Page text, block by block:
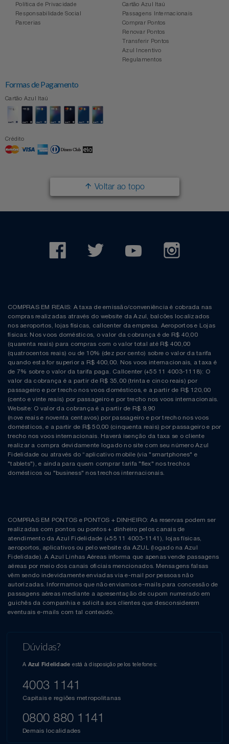
Política de Privacidade
Responsabilidade Social
Parcerias
Cartão Azul Itaú
Passagens Internacionais
Comprar Pontos
Renovar Pontos
Transferir Pontos
Azul Incentivo
Regulamentos
Formas de Pagamento
Cartão Azul Itaú
Crédito
Voltar ao topo
COMPRAS EM REAIS: A taxa de emissão/conveniência é cobrada nas
compras realizadas através do website da Azul, balcões localizados
nos aeroportos, lojas físicas, callcenter da empresa. Aeroportos e Lojas
físicas: Nos voos domésticos, o valor da cobrança é de R$ 40,00
(quarenta reais) para compras com o valor total até R$ 400,00
(quatrocentos reais) ou de 10% (dez por cento) sobre o valor da tarifa
quando esta for superior a R$ 400,00. Nos voos internacionais, a taxa é
de 7% sobre o valor da tarifa paga. Callcenter (+55 11 4003-1118): O
valor da cobrança é a partir de R$ 35,00 (trinta e cinco reais) por
passageiro e por trecho nos voos domésticos, e a partir de R$ 120,00
(cento e vinte reais) por passageiro e por trecho nos voos internacionais.
Website: O valor da cobrança é a partir de R$ 9,90
(nove reais e noventa centavos) por passageiro e por trecho nos voos
domésticos, e a partir de R$ 50,00 (cinquenta reais) por passageiro e por
trecho nos voos internacionais. Haverá isenção da taxa se o cliente
realizar a compra devidamente logado no site com seu número Azul
Fidelidade ou através do “aplicativo mobile (via "smartphones" e
"tablets"), e ainda para quem comprar tarifa "flex" nos trechos
domésticos ou "business" nos trechos internacionais.
COMPRAS EM PONTOS e PONTOS + DINHEIRO: As reservas podem ser
realizadas com pontos ou pontos + dinheiro pelos canais de
atendimento da Azul Fidelidade (+55 11 4003-1141), lojas físicas,
aeroportos, aplicativos ou pelo website da AZUL (logado na Azul
Fidelidade). A Azul Linhas Aéreas informa que apenas vende passagens
aéreas por meio dos canais oficiais mencionados. Mensagens falsas
vêm sendo indevidamente enviadas via e-mail por pessoas não
autorizadas. Informamos que não enviamos e-mails para concessão de
passagens aéreas mediante a apresentação de cupom numerado em
guichês da companhia e solicita aos clientes que desconsiderem
eventuais e-mails com tal conteúdo.
Dúvidas?
A Azul Fidelidade está à disposição pelos telefones:
4003 1141
Capitais e regiões metropolitanas
0800 880 1141
Demais localidades